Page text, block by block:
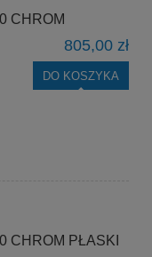
CHROM
805,00 zł
DO KOSZYKA
CHROM PŁASKI